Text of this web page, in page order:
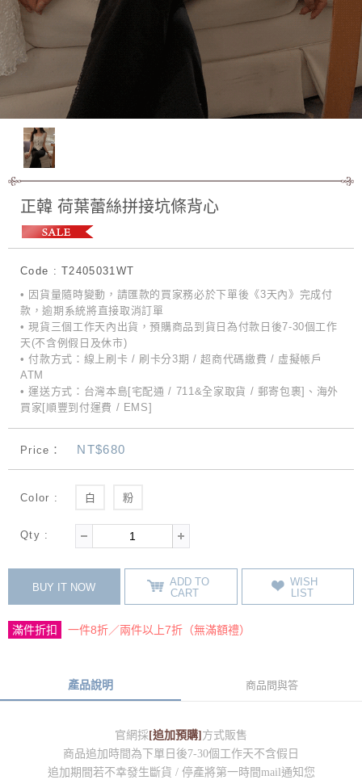
正韓 荷葉蕾絲拼接坑條背心
Code : T2405031WT
• 因貨量隨時變動，請匯款的買家務必於下單後《3天內》完成付
款，逾期系統將直接取消訂單
• 現貨三個工作天內出貨，預購商品到貨日為付款日後7-30個工作
天(不含例假日及休市)
• 付款方式：線上刷卡 / 刷卡分3期 / 超商代碼繳費 / 虛擬帳戶
ATM
• 運送方式：台灣本島[宅配通 / 711&全家取貨 / 郵寄包裹]、海外
買家[順豐到付運費 / EMS]
Price： NT$680
Color : 白 粉
Qty :
BUY IT NOW
ADD TO
CART
WISH
LIST
滿件折扣 一件8折／兩件以上7折（無滿額禮）
產品說明 商品問與答
官網採 [追加預購] 方式販售
商品追加時間為下單日後7-30個工作天不含假日
追加期間若不幸發生斷貨 / 停產將第一時間mail通知您